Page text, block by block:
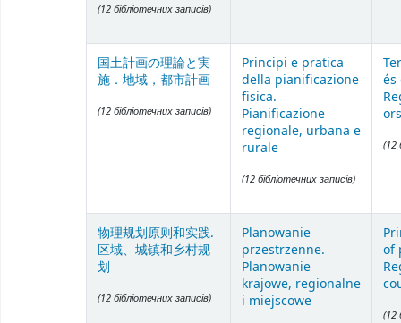
(12 бібліотечних записів)
国土計画の理論と実
施．地域，都市計画
(12 бібліотечних записів)
Principi e pratica
della pianificazione
fisica.
Pianificazione
regionale, urbana e
rurale
(12 бібліотечних записів)
és
(12
物理规划原则和实践.
区域、城镇和乡村规
划
(12 бібліотечних записів)
Planowanie
przestrzenne.
Planowanie
krajowe, regionalne
i miejscowe
of
(12